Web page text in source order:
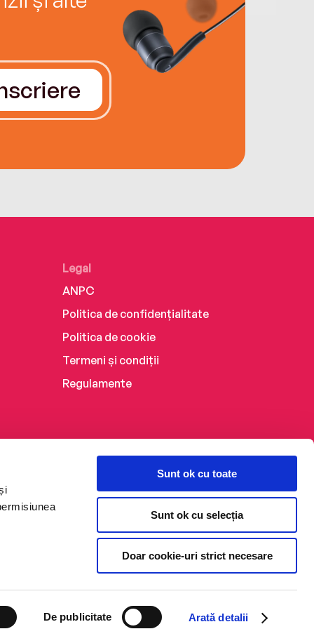
De publicitate Arată detalii
Sunt ok cu toate
Sunt ok cu selecția
Doar cookie-uri strict necesare
Legal
ANPC
Politica de confidențialitate
Politica de cookie
Termeni și condiții
Regulamente